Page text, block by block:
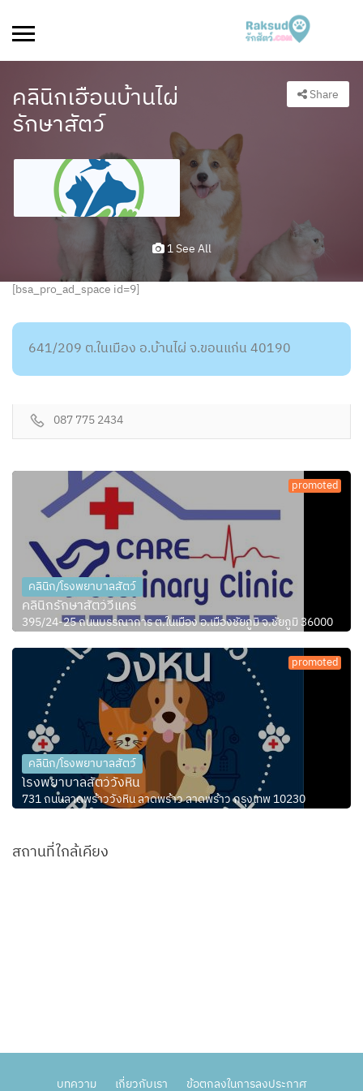
คลินิกเฮือนบ้านไผ่
รักษาสัตว์
Share
1 See All
[bsa_pro_ad_space id=9]
641/209 ต.ในเมือง อ.บ้านไผ่ จ.ขอนแก่น 40190
087 775 2434
promoted
คลินิก/โรงพยาบาลสัตว์
คลินิกรักษาสัตว์วีแคร์
395/24-25 ถนนบรรณาการ ต.ในเมือง อ.เมืองชัยภูมิ จ.ชัยภูมิ 36000
promoted
คลินิก/โรงพยาบาลสัตว์
โรงพยาบาลสัตว์วังหิน
731 ถนนลาดพร้าววังหิน ลาดพร้าว ลาดพร้าว กรุงเทพ 10230
สถานที่ใกล้เคียง
บทความ เกี่ยวกับเรา ข้อตกลงในการลงประกาศ